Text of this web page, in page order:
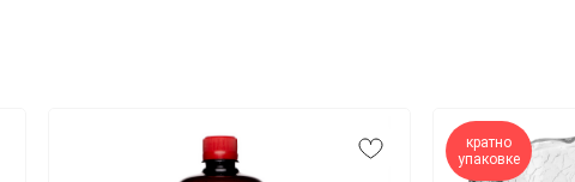
кратно
упаковке